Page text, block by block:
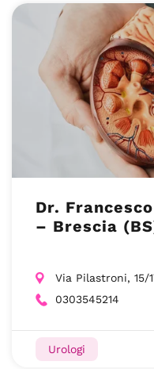
Dr.
– Brescia
Via Pilastroni, 15/
0303545214
Urologi